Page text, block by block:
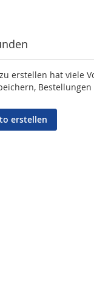
erstellen hat viele
erstellen